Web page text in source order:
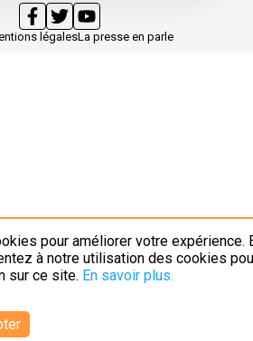
pour améliorer votre expérience.
à notre utilisation des cookies
sur ce site. En savoir plus.
légalesLa presse en parle